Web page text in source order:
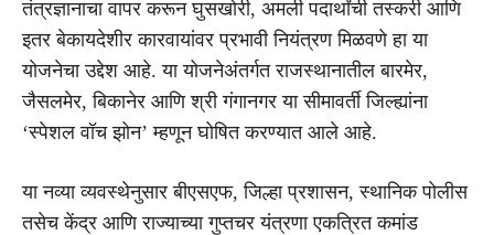
तंत्रज्ञानाचा वापर करून घुसखोरी, अमली पदार्थांची तस्करी आणि
इतर बेकायदेशीर कारवायांवर प्रभावी नियंत्रण मिळवणे हा या
योजनेचा उद्देश आहे. या योजनेअंतर्गत राजस्थानातील बारमेर,
जैसलमेर, बिकानेर आणि श्री गंगानगर या सीमावर्ती जिल्ह्यांना
‘स्पेशल वॉच झोन’ म्हणून घोषित करण्यात आले आहे.
या नव्या व्यवस्थेनुसार बीएसएफ, जिल्हा प्रशासन, स्थानिक पोलीस
तसेच केंद्र आणि राज्याच्या गुप्तचर यंत्रणा एकत्रित कमांड